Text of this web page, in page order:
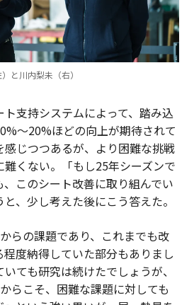
と川内梨未（右）
支持システムによって、踏み込
〜20%ほどの向上が期待されて
感じつつあるが、より困難な挑戦
くない。「もし25年シーズンで
このシート改善に取り組んでい
、少し考えた後にこう答えた。
らの課題であり、これまでも改
度納得していた部分もありまし
ても研究は続けたでしょうが、
らこそ、困難な課題に対しても